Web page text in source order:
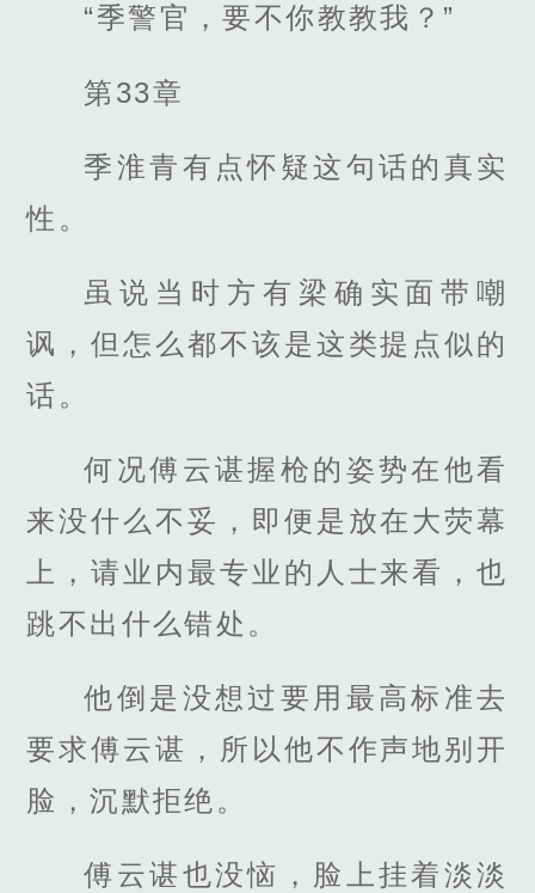
“季警官，要不你教教我？”
第33章
季淮青有点怀疑这句话的真实
性。
虽说当时方有梁确实面带嘲
讽，但怎么都不该是这类提点似的
话。
何况傅云谌握枪的姿势在他看
来没什么不妥，即便是放在大荧幕
上，请业内最专业的人士来看，也
跳不出什么错处。
他倒是没想过要用最高标准去
要求傅云谌，所以他不作声地别开
脸，沉默拒绝。
傅云谌也没恼，脸上挂着淡淡